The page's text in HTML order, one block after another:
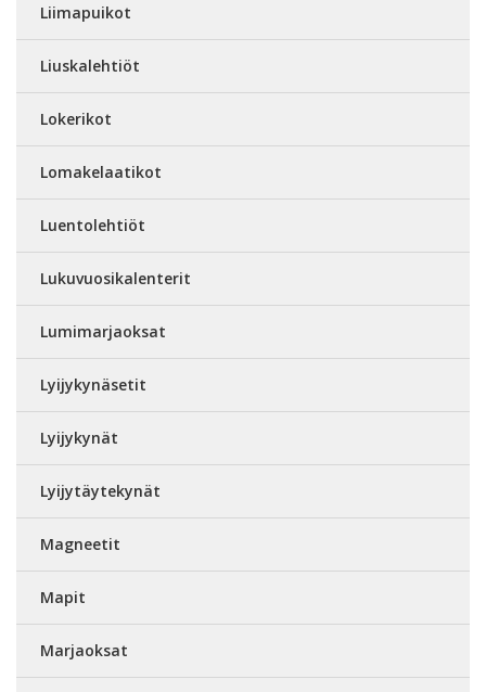
Liimapuikot
Liuskalehtiöt
Lokerikot
Lomakelaatikot
Luentolehtiöt
Lukuvuosikalenterit
Lumimarjaoksat
Lyijykynäsetit
Lyijykynät
Lyijytäytekynät
Magneetit
Mapit
Marjaoksat